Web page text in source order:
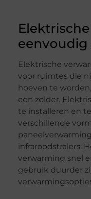
eenvoudig
Elektrische
voor ruimtes die
hoeven te
een zolder.
te installeren en
verschillende
infraroodstralers.
verwarming snel
gebruik duurder